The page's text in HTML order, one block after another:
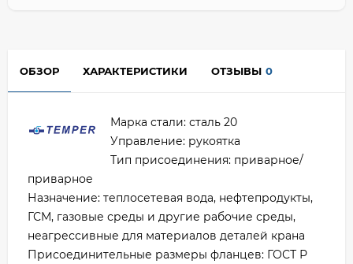
ОБЗОР ХАРАКТЕРИСТИКИ ОТЗЫВЫ 0
Марка стали: сталь 20
Управление: рукоятка
Тип присоединения: приварное/
приварное
Назначение: теплосетевая вода, нефтепродукты,
ГСМ, газовые среды и другие рабочие среды,
неагрессивные для материалов деталей крана
Присоединительные размеры фланцев: ГОСТ Р